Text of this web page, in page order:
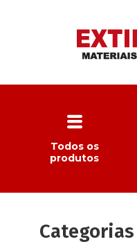
Todos os
produtos